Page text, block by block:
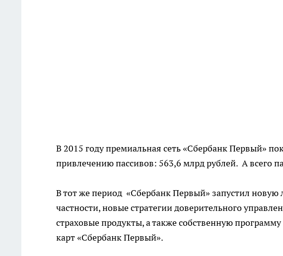
В 2015 году премиальная сеть «Сбербанк Первый»
привлечению пассивов: 563,6 млрд рублей. А всего
В тот же период «Сбербанк Первый» запустил
частности, новые стратегии доверительного
страховые продукты, а также собственную
карт «Сбербанк Первый».